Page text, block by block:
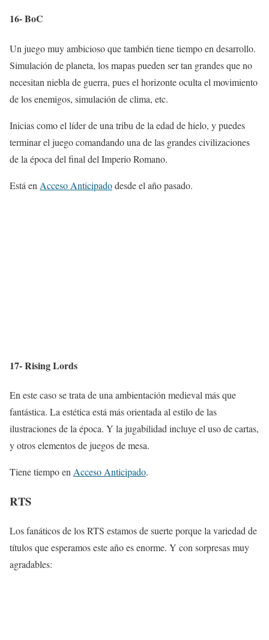
16- BoC
Un juego muy ambicioso que también tiene tiempo en desarrollo.
Simulación de planeta, los mapas pueden ser tan grandes que no
necesitan niebla de guerra, pues el horizonte oculta el movimiento
de los enemigos, simulación de clima, etc.
Inicias como el líder de una tribu de la edad de hielo, y puedes
terminar el juego comandando una de las grandes civilizaciones
de la época del final del Imperio Romano.
Está en Acceso Anticipadodesde el año pasado.
17- Rising Lords
En este caso se trata de una ambientación medieval más que
fantástica. La estética está más orientada al estilo de las
ilustraciones de la época. Y la jugabilidad incluye el uso de cartas,
y otros elementos de juegos de mesa.
Tiene tiempo en Acceso Anticipado.
RTS
Los fanáticos de los RTS estamos de suerte porque la variedad de
títulos que esperamos este año es enorme. Y con sorpresas muy
agradables: